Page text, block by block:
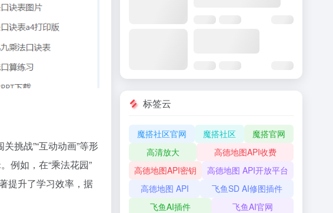
挑战”“互动动画”等形
例如，在“乘法花园”
提升了学习效率，据
标签云
魔搭社区官网 魔搭社区
魔搭官网
高清放大
高德地图API收费
高德地图API密钥
高德地图 API开放平台
高德地图 API
飞鱼SD AI修图插件
飞鱼AI插件
飞鱼AI官网